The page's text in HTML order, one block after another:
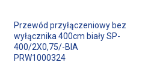
Przewód przyłączeniowy bez
wyłącznika 400cm biały SP-
400/2X0,75/-BIA
PRW1000324